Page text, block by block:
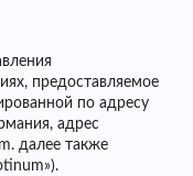
предоставляемое
по адресу
адрес
далее также